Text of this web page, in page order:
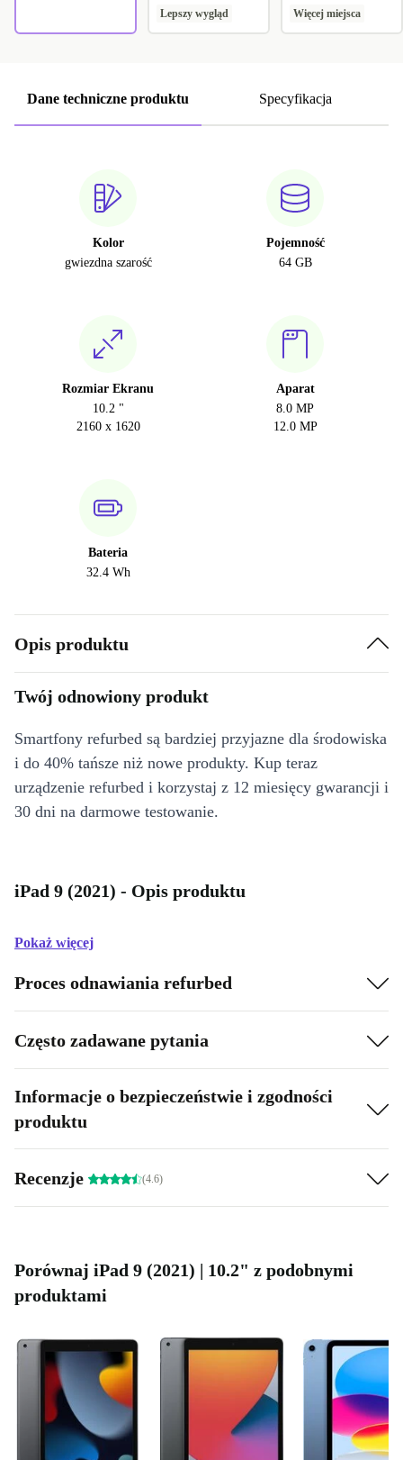
Lepszy wygląd Więcej miejsca
Dane techniczne produktu Specyfikacja
Kolor
gwiezdna szarość
Pojemność
64 GB
Rozmiar Ekranu
10.2 "
2160 x 1620
Aparat
8.0 MP
12.0 MP
Bateria
32.4 Wh
Opis produktu
Twój odnowiony produkt
Smartfony refurbed są bardziej przyjazne dla środowiska
i do 40% tańsze niż nowe produkty. Kup teraz
urządzenie refurbed i korzystaj z 12 miesięcy gwarancji i
30 dni na darmowe testowanie.
iPad 9 (2021) - Opis produktu
Pokaż więcej
Proces odnawiania refurbed
Często zadawane pytania
Informacje o bezpieczeństwie i zgodności
produktu
Recenzje (4.6)
Porównaj iPad 9 (2021) | 10.2" z podobnymi
produktami